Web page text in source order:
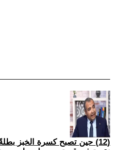
(12) حين تصبح كسرة الخبز